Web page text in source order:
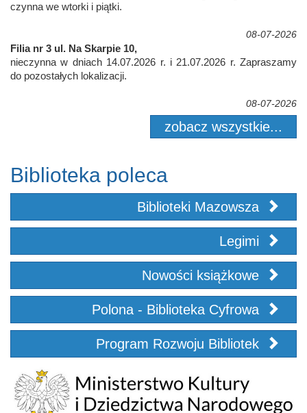
czynna we wtorki i piątki.
08-07-2026
Filia nr 3 ul. Na Skarpie 10,
nieczynna w dniach 14.07.2026 r. i 21.07.2026 r. Zapraszamy
do pozostałych lokalizacji.
08-07-2026
zobacz wszystkie...
Biblioteka poleca
Biblioteki Mazowsza
Legimi
Nowości książkowe
Polona - Biblioteka Cyfrowa
Program Rozwoju Bibliotek